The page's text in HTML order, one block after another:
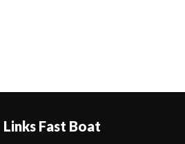
Links Fast Boat